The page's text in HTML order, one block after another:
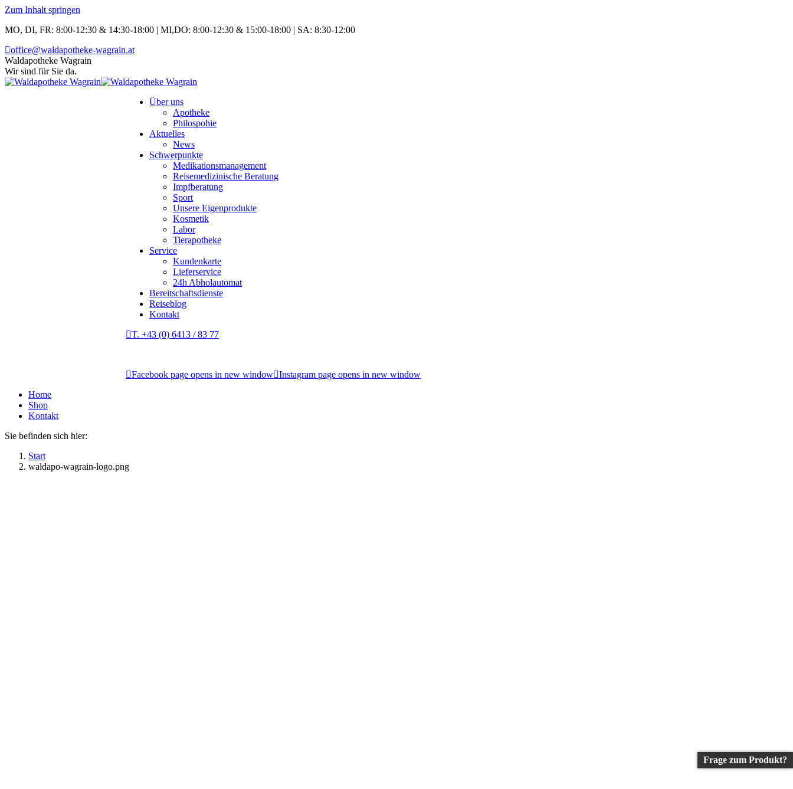
Zum Inhalt springen
MO, DI, FR: 8:00-12:30 & 14:30-18:00 | MI,DO: 8:00-12:30 & 15:00-18:00 | SA: 8:30-12:00
office@waldapotheke-wagrain.at
Waldapotheke Wagrain
Wir sind für Sie da.
Über uns
Apotheke
Philospohie
Aktuelles
News
Schwerpunkte
Medikationsmanagement
Reisemedizinische Beratung
Impfberatung
Sport
Unsere Eigenprodukte
Kosmetik
Labor
Tierapotheke
Service
Kundenkarte
Lieferservice
24h Abholautomat
Bereitschaftsdienste
Reiseblog
Kontakt
T. +43 (0) 6413 / 83 77
Facebook page opens in new window Instagram page opens in new window
Home
Shop
Kontakt
Sie befinden sich hier:
Start
waldapo-wagrain-logo.png
Frage zum Produkt?